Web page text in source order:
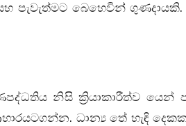
පැවැත්මට බෙහෙවින් ගුණදායකි.
නිසි ක්‍රියාකාරීත්ව
ධාන්‍ය තේ හැඳි